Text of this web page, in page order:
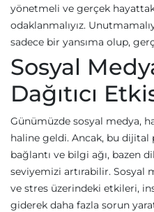
yönetmeli ve gerçek
odaklanmalıyız.
sadece bir yansıma olup,
Sosyal
Dağıtıcı
Günümüzde sosyal medya,
haline geldi. Ancak, bu
bağlantı ve bilgi ağı, bazen
seviyemizi artırabilir. Sosyal
ve stres üzerindeki etkileri,
giderek daha fazla sorun